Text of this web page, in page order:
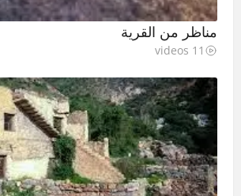
مناظر من القرية
11 videos